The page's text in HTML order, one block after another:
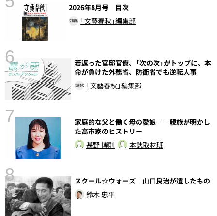
2026年8月号 目次
「文藝春秋」編集部
6
若返った官邸官僚、「次の次」がトップに、本
命が負けた外務省、防衛省でも逆転人事
「文藝春秋」編集部
7
家庭的な父と働く母の愛娘――親族が明かし
た高市家のヒストリー
甚野 博則
本誌取材班
8
スクール☆ウォーズ 山口良治が遺したもの
鈴木 忠平